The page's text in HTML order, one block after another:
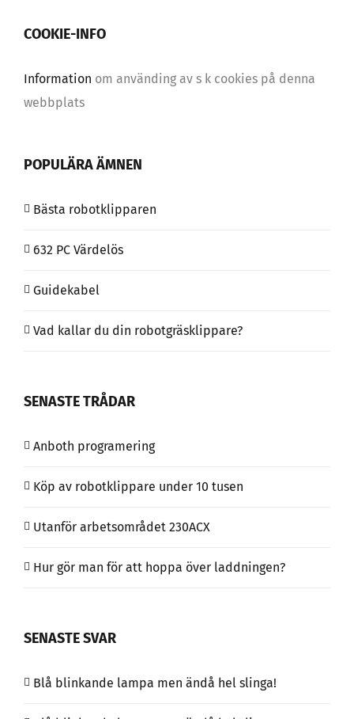
COOKIE-INFO
Information om använding av s k cookies på denna
webbplats
POPULÄRA ÄMNEN
Bästa robotklipparen
632 PC Värdelös
Guidekabel
Vad kallar du din robotgräsklippare?
SENASTE TRÅDAR
Anboth programering
Köp av robotklippare under 10 tusen
Utanför arbetsområdet 230ACX
Hur gör man för att hoppa över laddningen?
SENASTE SVAR
Blå blinkande lampa men ändå hel slinga!